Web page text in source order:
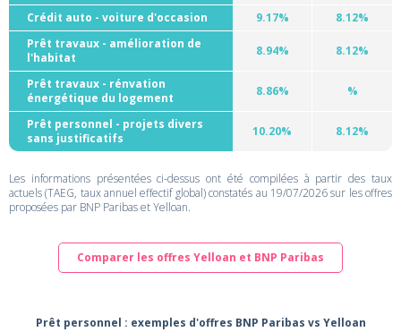
Crédit auto - voiture d'occasion 9.17%
8.12%
Prêt travaux - amélioration de
l'habitat
8.94% 8.12%
Prêt travaux - rénvation
énergétique du logement
8.86% %
Prêt personnel - projets divers
sans justificatifs
10.20% 8.12%
Les informations présentées ci-dessus ont été compilées à partir des taux
actuels (TAEG, taux annuel effectif global) constatés au 19/07/2026 sur les offres
proposées par BNP Paribas et Yelloan.
Comparer les offres Yelloan et BNP Paribas
Prêt personnel : exemples d'offres BNP Paribas vs Yelloan